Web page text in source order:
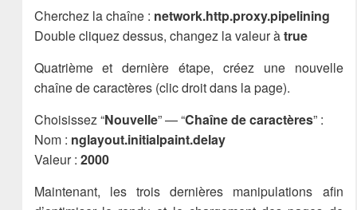
Cherchez la chaîne : network.http.proxy.pipelining
Double cliquez dessus, changez la valeur àtrue
Quatrième et dernière étape, créez une nouvelle
chaîne de caractères (clic droit dans la page).
Choisissez “Nouvelle” — “Chaîne de caractères” :
Nom : nglayout.initialpaint.delay
Valeur : 2000
Maintenant, les trois dernières manipulations afin